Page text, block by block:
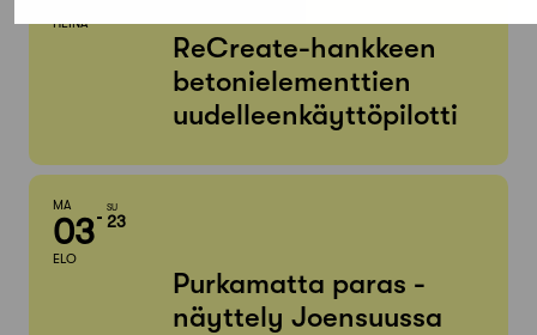
HEINÄ
ReCreate-hankkeen
betonielementtien
uudelleenkäyttöpilotti
MA
03
ELO
SU
23
Purkamatta paras -
näyttely Joensuussa